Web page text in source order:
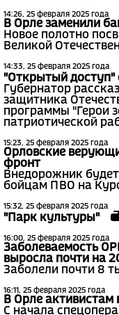
14:26, 25 февраля 2025 года
В Орле заменили
Новое полотно
Великой
14:33, 25 февраля 2025 года
"Открытый
Губернатор
защитника
программы "Герои
патриотической
15:23, 25 февраля 2025 года
Орловские
фронт
Внедорожник
бойцам ПВО на
15:32, 25 февраля 2025 года
"Парк культуры"
16:00, 25 февраля 2025 года
Заболеваемость
выросла почти на
Заболели почти 8
16:11, 25 февраля 2025 года
В Орле
С начала